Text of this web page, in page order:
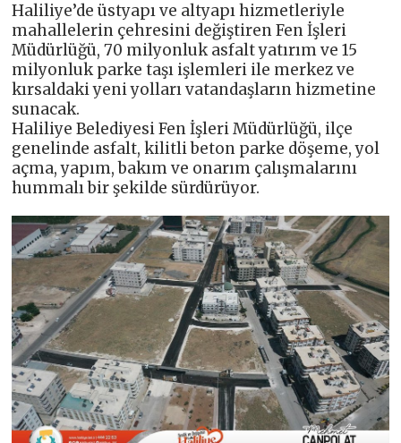
Haliliye’de üstyapı ve altyapı hizmetleriyle
mahallelerin çehresini değiştiren Fen İşleri
Müdürlüğü, 70 milyonluk asfalt yatırım ve 15
milyonluk parke taşı işlemleri ile merkez ve
kırsaldaki yeni yolları vatandaşların hizmetine
sunacak.
Haliliye Belediyesi Fen İşleri Müdürlüğü, ilçe
genelinde asfalt, kilitli beton parke döşeme, yol
açma, yapım, bakım ve onarım çalışmalarını
hummalı bir şekilde sürdürüyor.